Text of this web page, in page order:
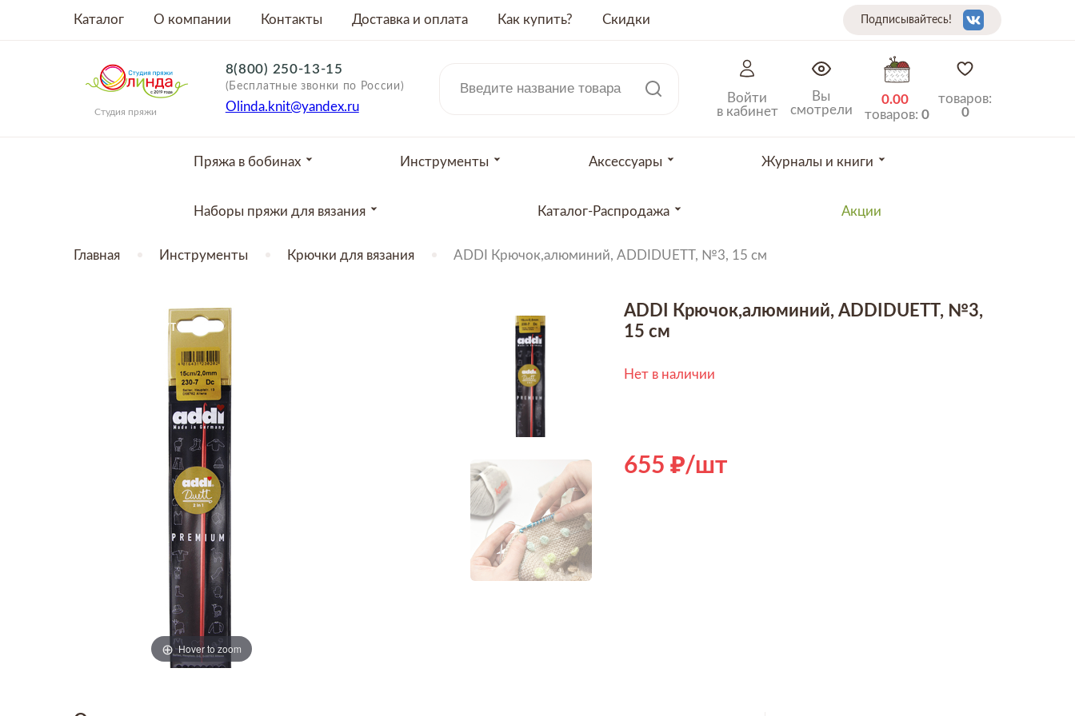
Каталог О компании Контакты Доставка и оплата Как купить? Скидки Подписывайтесь!
Студия пряжи
8(800) 250-13-15
(Бесплатные звонки по России)
Olinda.knit@yandex.ru
Войти
в кабинет
Вы
смотрели
0.00
товаров: 0
товаров:
0
Пряжа в бобинах Инструменты Аксессуары Журналы и книги
Наборы пряжи для вязания Каталог-Распродажа Акции
Главная Инструменты Крючки для вязания ADDI Крючок,алюминий, ADDIDUETT, №3, 15 см
ТОВАР ОТСУТСТВУЕТ
Hover to zoom
ADDI Крючок,алюминий, ADDIDUETT, №3,
15 см
Нет в наличии
655 /шт